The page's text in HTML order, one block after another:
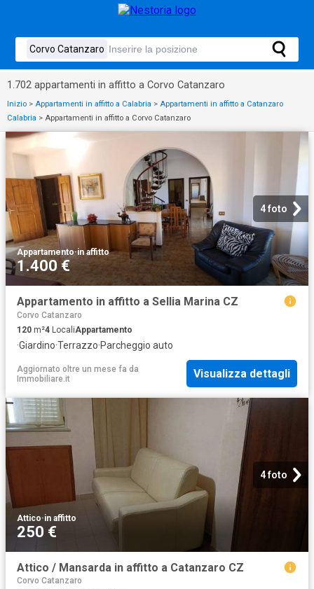
1.702 appartamenti in affitto a Corvo Catanzaro
Inizio > Appartamenti in affitto a Calabria > Appartamenti in affitto a Catanzaro
Calabria > Appartamenti in affitto a Corvo Catanzaro
4 foto
Appartamento·in affitto
1.400 €
Appartamento in affitto a Sellia Marina CZ
Corvo Catanzaro
120 m²4 LocaliAppartamento
·Giardino·Terrazzo·Parcheggio auto
Aggiornato oltre un mese fa da
Immobiliare.it
Visualizza dettagli
4 foto
Attico·in affitto
250 €
Attico / Mansarda in affitto a Catanzaro CZ
Corvo Catanzaro